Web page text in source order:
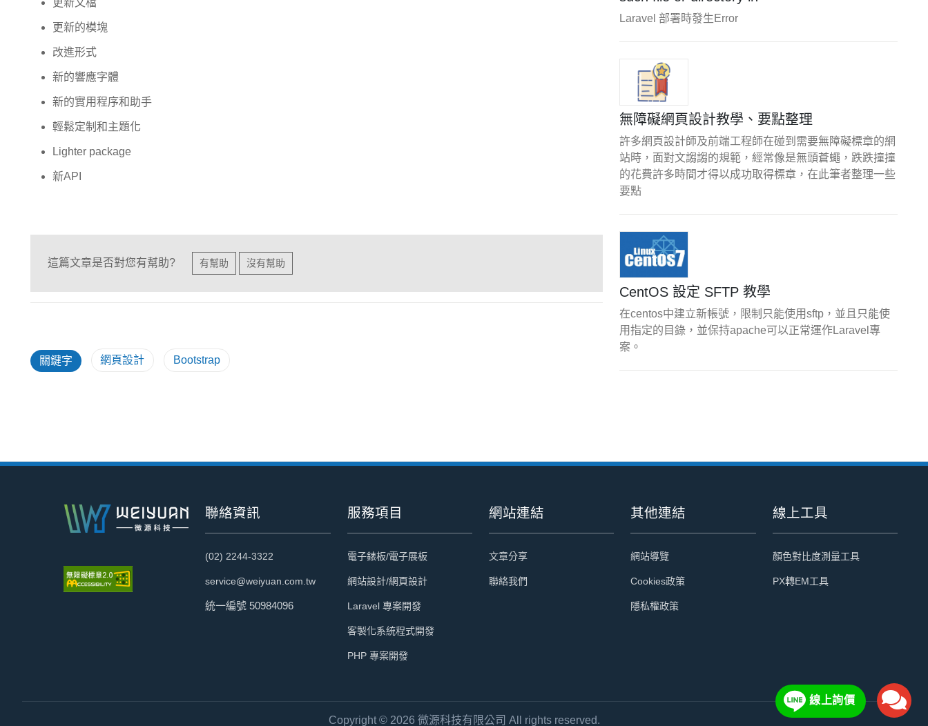
更新文檔
更新的模塊
改進形式
新的響應字體
新的實用程序和助手
輕鬆定制和主題化
Lighter package
新API
這篇文章是否對您有幫助? 有幫助 沒有幫助
關鍵字 網頁設計 Bootstrap
Laravel 部署時發生Error
無障礙網頁設計教學、要點整理
許多網頁設計師及前端工程師在碰到需要無障礙標章的網
站時，面對文謅謅的規範，經常像是無頭蒼蠅，跌跌撞撞
的花費許多時間才得以成功取得標章，在此筆者整理一些
要點
CentOS 設定 SFTP 教學
在centos中建立新帳號，限制只能使用sftp，並且只能使
用指定的目錄，並保持apache可以正常運作Laravel專
案。
聯絡資訊
(02) 2244-3322
service@weiyuan.com.tw
統一編號 50984096
服務項目
電子錶板/電子展板
網站設計/網頁設計
Laravel 專案開發
客製化系統程式開發
PHP 專案開發
網站連結
文章分享
聯絡我們
其他連結
網站導覽
Cookies政策
隱私權政策
線上工具
顏色對比度測量工具
PX轉EM工具
Copyright © 2026 微源科技有限公司 All rights reserved.
線上詢價